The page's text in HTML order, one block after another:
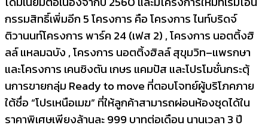
กรรมสิทธิ์เพิ่มอีก 5โครงการ คือ โครงการไนท์บริดจ์
ติวานนท์โครงการ พาร์ค 24 (เฟส 2) ,โครงการ นอตติ้งฮิ
ลล์ แหลมฉบัง ,โครงการ นอตติ้งฮิลล์ สุขุมวิท–แพรกษา
และโครงการ เคนซิงตัน เกษร แคมปัส และโปรโมชั่นกระตุ้
นการขายกลุ่ม Ready to move ที่ตอบโจทย์ผู้บริโภคภาย
ใต้ชื่อ “โปรเหนือเมฆ” ที่ให้ลูกค้าสามารถผ่อนห้องชุดได้ใน
ราคาพิเศษเพียงล้านละ999 บาทต่อเดือน นานเวลา 3 ปี